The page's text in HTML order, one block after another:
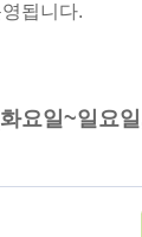
됩니다.
요일~일요